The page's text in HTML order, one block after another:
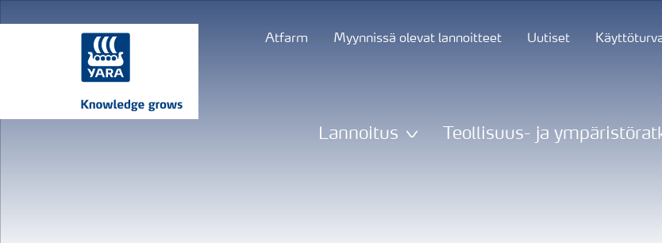
Atfarm Myynnissä olevat lannoitteet Uutiset
Lannoitus Teollisuus- ja